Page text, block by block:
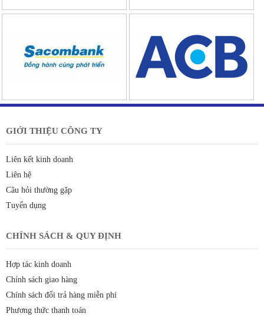
GIỚI THIỆU CÔNG TY
Liên kết kinh doanh
Liên hệ
Câu hỏi thường gặp
Tuyển dụng
CHÍNH SÁCH & QUY ĐỊNH
Hợp tác kinh doanh
Chính sách giao hàng
Chính sách đổi trả hàng miễn phí
Phương thức thanh toán